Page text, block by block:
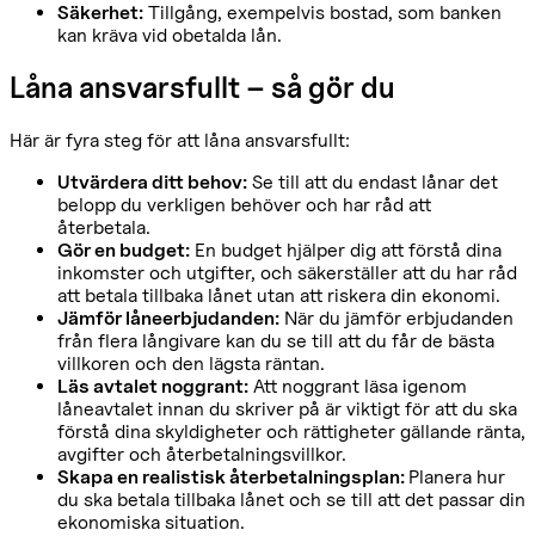
Säkerhet: Tillgång, exempelvis bostad, som banken
kan kräva vid obetalda lån.
Låna ansvarsfullt – så gör du
Här är fyra steg för att låna ansvarsfullt:
Utvärdera ditt behov: Se till att du endast lånar det
belopp du verkligen behöver och har råd att
återbetala.
Gör en budget: En budget hjälper dig att förstå dina
inkomster och utgifter, och säkerställer att du har råd
att betala tillbaka lånet utan att riskera din ekonomi.
Jämför låneerbjudanden: När du jämför erbjudanden
från flera långivare kan du se till att du får de bästa
villkoren och den lägsta räntan.
Läs avtalet noggrant: Att noggrant läsa igenom
låneavtalet innan du skriver på är viktigt för att du ska
förstå dina skyldigheter och rättigheter gällande ränta,
avgifter och återbetalningsvillkor.
Skapa en realistisk återbetalningsplan: Planera hur
du ska betala tillbaka lånet och se till att det passar din
ekonomiska situation.